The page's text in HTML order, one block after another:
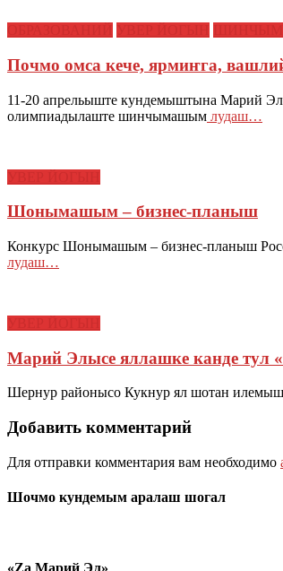
Почмо омса кече, ярмиҥга,
11-20 апрельыште кундемыштына Марий
олимпиадылаште шинчымашым лудаш…
Шонымашым – бизнес-планыш
Конкурс Шонымашым – бизнес-планыш
лудаш…
Марий Элысе яллашке канде тул
Шернур районысо Кукнур ял шотан
Добавить комментарий
Для отправки комментария вам необходимо
Шочмо кундемым аралаш шогал
«Zа Марий Эл»